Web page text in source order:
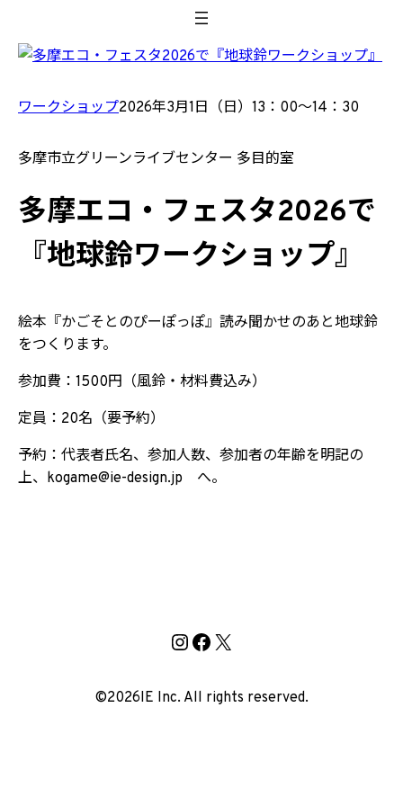
容
キ
プ
ワークショップ2026年3月1日（日）13：00〜14：30
多摩市立グリーンライブセンター 多目的室
多摩エコ・フェスタ2026で
『地球鈴ワークショップ』
絵本『かごそとのぴーぽっぽ』読み聞かせのあと地球鈴
をつくります。
参加費：1500円（風鈴・材料費込み）
定員：20名（要予約）
予約：代表者氏名、参加人数、参加者の年齢を明記の
上、kogame@ie-design.jp へ。
Instagram
Facebook
X
©2026IE Inc. All rights reserved.